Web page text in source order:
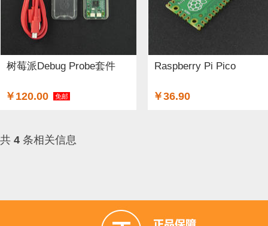
树莓派Debug Probe套件
￥120.00 免邮
Raspberry Pi Pico
￥36.90
共 4 条相关信息